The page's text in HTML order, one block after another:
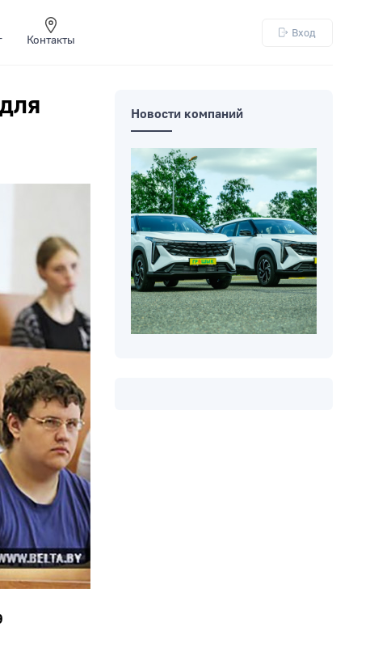
Контакты
Вход
Новости компаний